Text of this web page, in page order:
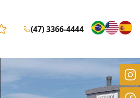
Favoritos (0 itens)
(47) 3366-4444